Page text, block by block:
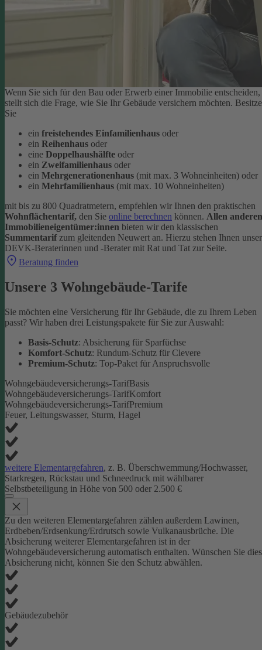
Wenn Sie sich für den Bau oder Erwerb einer Immobilie entscheiden,
stellt sich die Frage, wie Sie Ihr Gebäude versichern möchten.
Sie
ein freistehendes Einfamilienhaus oder
ein Reihenhaus oder
eine Doppelhaushälfte oder
ein Zweifamilienhaus oder
ein Mehrgenerationenhaus (mit max. 3 Wohneinheiten) oder
ein Mehrfamilienhaus (mit max. 10 Wohneinheiten)
mit bis zu 800 Quadratmetern, empfehlen wir Ihnen den praktischen
Wohnflächentarif, den Sie online berechnen können. Allen anderen
Immobilieneigentümer:innen bieten wir den klassischen
Summentarif zum gleitenden Neuwert an. Hierzu stehen Ihnen
DEVK-Beraterinnen und -Berater mit Rat und Tat zur Seite.
Beratung finden
Unsere 3 Wohngebäude-Tarife
Sie möchten eine Versicherung für Ihr Gebäude, die zu Ihrem Leben
passt? Wir haben drei Leistungspakete für Sie zur Auswahl:
Basis-Schutz: Absicherung für Sparfüchse
Komfort-Schutz: Rundum-Schutz für Clevere
Premium-Schutz: Top-Paket für Anspruchsvolle
Wohngebäudeversicherungs-TarifBasis
Wohngebäudeversicherungs-TarifKomfort
Wohngebäudeversicherungs-TarifPremium
Feuer, Leitungswasser, Sturm, Hagel
weitere Elementargefahren, z. B. Überschwemmung/Hochwasser,
Starkregen, Rückstau und Schneedruck mit wählbarer
Selbstbeteiligung in Höhe von 500 oder 2.500 €
Zu den weiteren Elementargefahren zählen außerdem Lawinen,
Erdbeben/Erdsenkung/Erdrutsch sowie Vulkanausbrüche. Die
Absicherung weiterer Elementargefahren ist in der
Wohngebäudeversicherung automatisch enthalten. Wünschen Sie
Absicherung nicht, können Sie den Schutz abwählen.
Gebäudezubehör